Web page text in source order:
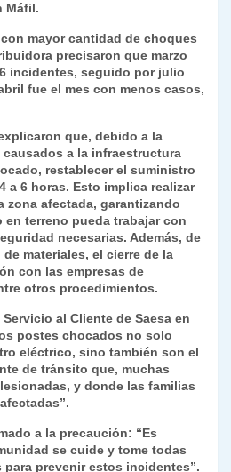
Máfil.
mayor cantidad de choques
precisaron que marzo
incidentes, seguido por julio
fue el mes con menos casos,
que, debido a la
a la infraestructura
restablecer el suministro
a 6 horas. Esto implica realizar
zona afectada, garantizando
terreno pueda trabajar con
necesarias. Además, de
materiales, el cierre de la
con las empresas de
otros procedimientos.
al Cliente de Saesa en
postes chocados no solo
eléctrico, sino también son el
de tránsito que, muchas
y donde las familias
a la precaución: “Es
se cuide y tome todas
para prevenir estos incidentes”.